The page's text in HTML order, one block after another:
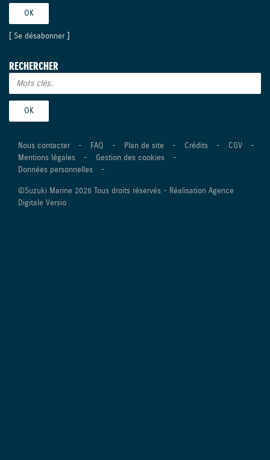
Se désabonner
RECHERCHER
Nous contacter - FAQ - Plan de site - Crédits - CGV
-
Mentions légales
- Gestion des cookies
-
Données personnelles
-
©Suzuki Marine 2026 Tous droits réservés - Réalisation Agence
Digitale Versio